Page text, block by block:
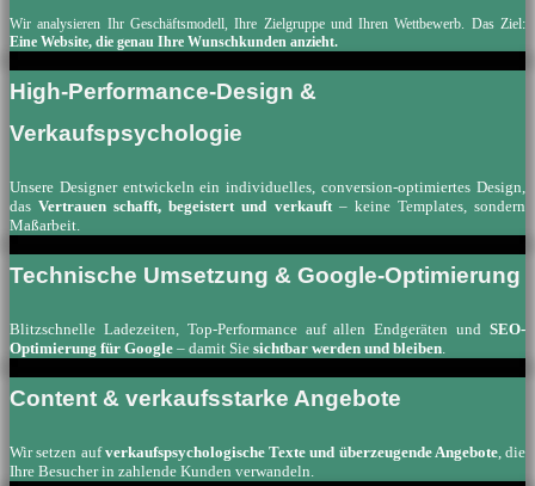
Wir analysieren Ihr Geschäftsmodell, Ihre Zielgruppe und Ihren Wettbewerb. Das Ziel:
Eine Website, die genau Ihre Wunschkunden anzieht.
High-Performance-Design &
Verkaufspsychologie
Unsere Designer entwickeln ein individuelles, conversion-optimiertes Design,
dasVertrauen schafft, begeistert und verkauft– keine Templates, sondern
Maßarbeit.
Technische Umsetzung & Google-Optimierung
Blitzschnelle Ladezeiten, Top-Performance auf allen Endgeräten und SEO-
Optimierung für Google – damit Sie sichtbar werden und bleiben
Content & verkaufsstarke Angebote
Wir setzen aufverkaufspsychologische Texte und überzeugende Angebote, die
Ihre Besucher in zahlende Kunden verwandeln.